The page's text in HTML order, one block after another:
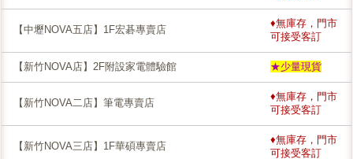
【中壢NOVA五店】1F宏碁專賣店
♦無庫存，門市
可接受客訂
【新竹NOVA店】2F附設家電體驗館 ★少量現貨
【新竹NOVA二店】筆電專賣店
♦無庫存，門市
可接受客訂
【新竹NOVA三店】1F華碩專賣店
♦無庫存，門市
可接受客訂